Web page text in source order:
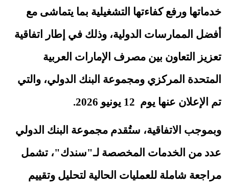
خدماتها ورفع كفاءتها التشغيلية بما يتماشى مع
أفضل الممارسات الدولية، وذلك في إطار اتفاقية
تعزيز التعاون بين مصرف الإمارات العربية
المتحدة المركزي ومجموعة البنك الدولي، والتي
تم الإعلان عنها يوم 12 يونيو 2026.
وبموجب الاتفاقية، ستُقدم مجموعة البنك الدولي
عدد من الخدمات المخصصة لـ"سندك"، تشمل
مراجعة شاملة للعمليات الحالية لتحليل وتقييم